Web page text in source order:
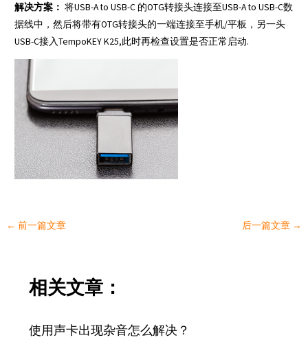
解决方案： 将USB-A to USB-C 的OTG转接头连接至USB-A to USB-C数
据线中，然后将带有OTG转接头的一端连接至手机/平板，另一头
USB-C接入TempoKEY K25,此时再检查设置是否正常启动.
← 前一篇文章 后一篇文章 →
相关文章：
使用声卡出现杂音怎么解决？